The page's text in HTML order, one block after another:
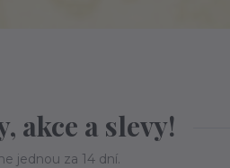
akce a slevy!
jednou za 14 dní.